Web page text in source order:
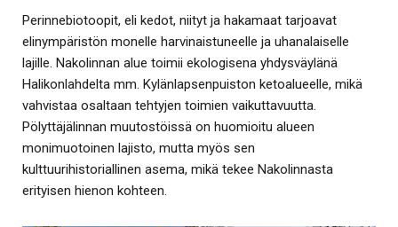
Perinnebiotoopit, eli kedot, niityt ja hakamaat tarjoavat
elinympäristön monelle harvinaistuneelle ja uhanalaiselle
lajille. Nakolinnan alue toimii ekologisena yhdysväylänä
Halikonlahdelta mm. Kylänlapsenpuiston ketoalueelle, mikä
vahvistaa osaltaan tehtyjen toimien vaikuttavuutta.
Pölyttäjälinnan muutostöissä on huomioitu alueen
monimuotoinen lajisto, mutta myös sen
kulttuurihistoriallinen asema, mikä tekee Nakolinnasta
erityisen hienon kohteen.